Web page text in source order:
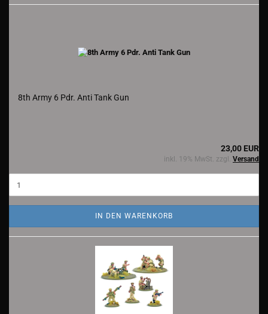
8th Army 6 Pdr. Anti Tank Gun
23,00 EUR
inkl. 19% MwSt. zzgl. Versand
IN DEN WARENKORB